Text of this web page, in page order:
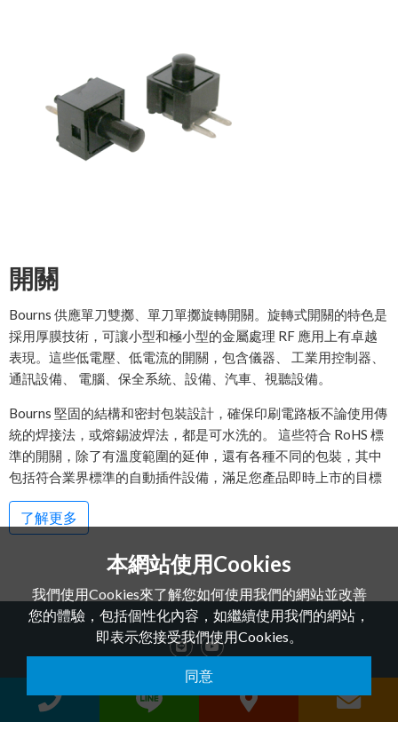
開關
Bourns 供應單刀雙擲、單刀單擲旋轉開關。旋轉式開關的特色是
採用厚膜技術，可讓小型和極小型的金屬處理 RF 應用上有卓越
表現。這些低電壓、低電流的開關，包含儀器、 工業用控制器、
通訊設備、 電腦、保全系統、設備、汽車、視聽設備。
Bourns 堅固的結構和密封包裝設計，確保印刷電路板不論使用傳
統的焊接法，或熔錫波焊法，都是可水洗的。 這些符合 RoHS 標
準的開關，除了有溫度範圍的延伸，還有各種不同的包裝，其中
包括符合業界標準的自動插件設備，滿足您產品即時上市的目標
了解更多
QUANTEK TECHNOLOGY CO.,LTD. © 2026
本網站使用Cookies
我們使用Cookies來了解您如何使用我們的網站並改善
您的體驗，包括個性化內容，如繼續使用我們的網站，
即表示您接受我們使用Cookies。
同意